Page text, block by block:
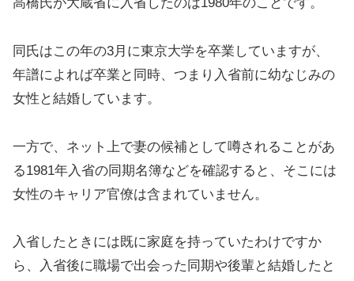
高橋氏が大蔵省に入省したのは1980年のことです。
同氏はこの年の3月に東京大学を卒業していますが、
年譜によれば卒業と同時、つまり入省前に幼なじみの
女性と結婚しています。
一方で、ネット上で妻の候補として噂されることがあ
る1981年入省の同期名簿などを確認すると、そこには
女性のキャリア官僚は含まれていません。
入省したときには既に家庭を持っていたわけですか
ら、入省後に職場で出会った同期や後輩と結婚したと